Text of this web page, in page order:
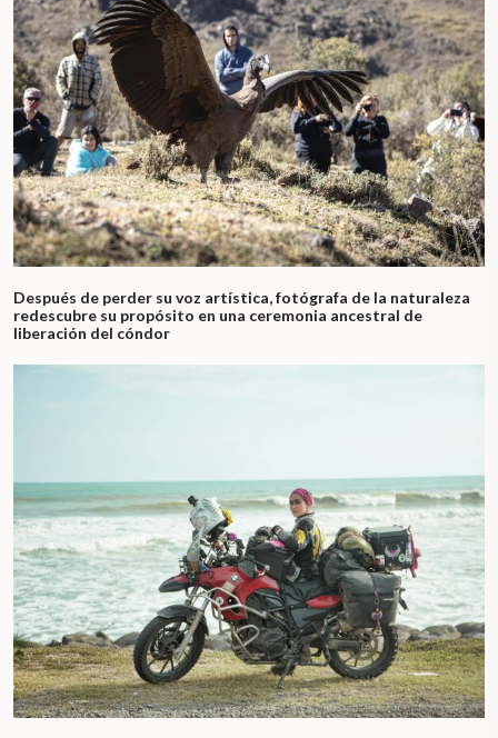
Después de perder su voz artística, fotógrafa de la naturaleza
redescubre su propósito en una ceremonia ancestral de
liberación del cóndor